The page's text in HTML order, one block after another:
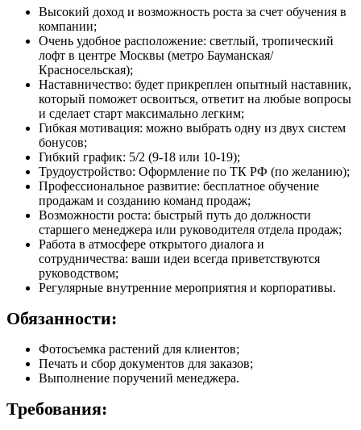
Высокий доход и возможность роста за счет обучения в
компании;
Очень удобное расположение: светлый, тропический
лофт в центре Москвы (метро Бауманская/
Красносельская);
Наставничество: будет прикреплен опытный наставник,
который поможет освоиться, ответит на любые вопросы
и сделает старт максимально легким;
Гибкая мотивация: можно выбрать одну из двух систем
бонусов;
Гибкий график: 5/2 (9-18 или 10-19);
Трудоустройство: Оформление по ТК РФ (по желанию);
Профессиональное развитие: бесплатное обучение
продажам и созданию команд продаж;
Возможности роста: быстрый путь до должности
старшего менеджера или руководителя отдела продаж;
Работа в атмосфере открытого диалога и
сотрудничества: ваши идеи всегда приветствуются
руководством;
Регулярные внутренние мероприятия и корпоративы.
Обязанности:
Фотосъемка растений для клиентов;
Печать и сбор документов для заказов;
Выполнение поручений менеджера.
Требования: